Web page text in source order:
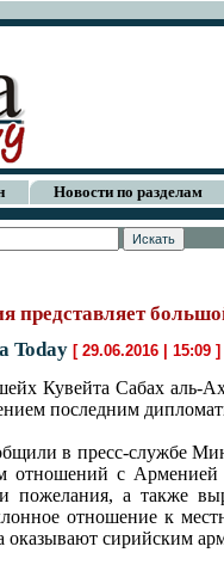
Новости по разделам
представляет
Today [ 29.06.2016 | 15:09 ]
Кувейта Сабах аль-
последним
в пресс-службе
отношений с Арменией
пожелания, а также
отношение к
оказывают сирийским